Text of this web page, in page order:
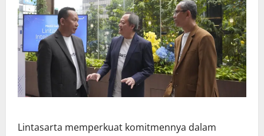
Lintasarta memperkuat komitmennya dalam